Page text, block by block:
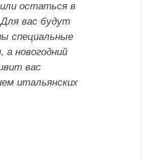
остаться в
вас будут
специальные
а новогодний
вас
итальянских